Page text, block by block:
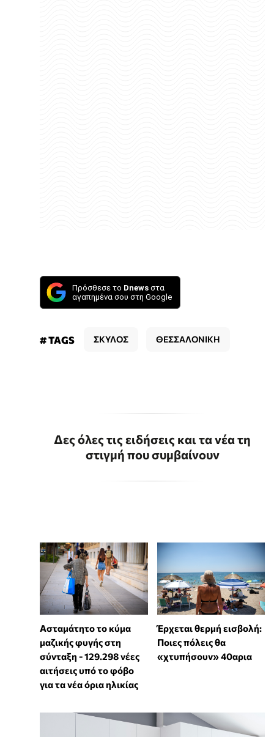
Πρόσθεσε το Dnews στα
αγαπημένα σου στη Google
# TAGS ΣΚΥΛΟΣ ΘΕΣΣΑΛΟΝΙΚΗ
Δες όλες τις ειδήσεις και τα νέα τη
στιγμή που συμβαίνουν
Ασταμάτητο το κύμα
μαζικής φυγής στη
σύνταξη - 129.298 νέες
αιτήσεις υπό το φόβο
για τα νέα όρια ηλικίας
Έρχεται θερμή εισβολή:
Ποιες πόλεις θα
«χτυπήσουν» 40αρια